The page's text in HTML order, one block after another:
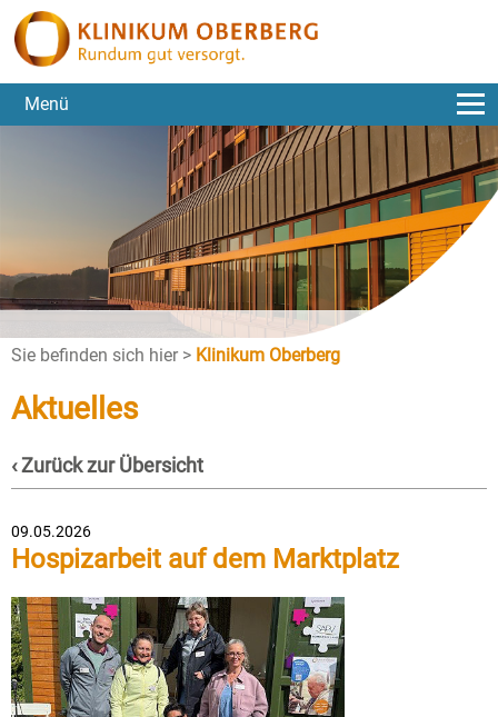
Menü
Sie befinden sich hier > Klinikum Oberberg
Aktuelles
‹ Zurück zur Übersicht
09.05.2026
Hospizarbeit auf dem Marktplatz